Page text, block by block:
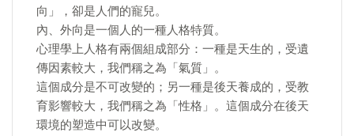
向」，卻是人們的寵兒。
內、外向是一個人的一種人格特質。
心理學上人格有兩個組成部分：一種是天生的，受遺
傳因素較大，我們稱之為「氣質」。
這個成分是不可改變的；另一種是後天養成的，受教
育影響較大，我們稱之為「性格」。這個成分在後天
環境的塑造中可以改變。